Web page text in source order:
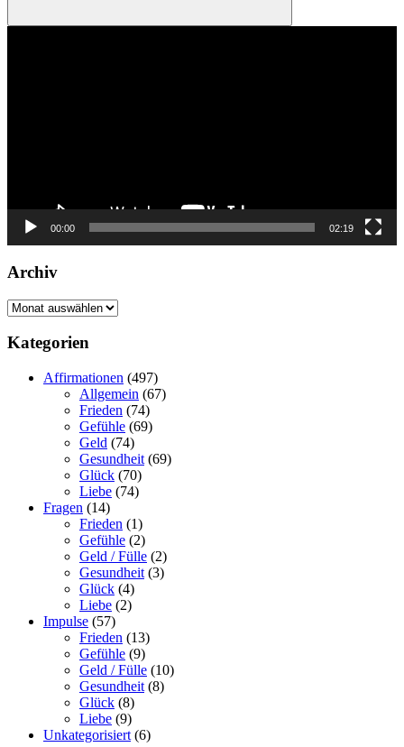
Suchen
00:00 02:19
Archiv
Archiv
Kategorien
Affirmationen (497)
Allgemein (67)
Frieden (74)
Gefühle (69)
Geld (74)
Gesundheit (69)
Glück (70)
Liebe (74)
Fragen (14)
Frieden (1)
Gefühle (2)
Geld / Fülle (2)
Gesundheit (3)
Glück (4)
Liebe (2)
Impulse (57)
Frieden (13)
Gefühle (9)
Geld / Fülle (10)
Gesundheit (8)
Glück (8)
Liebe (9)
Unkategorisiert (6)